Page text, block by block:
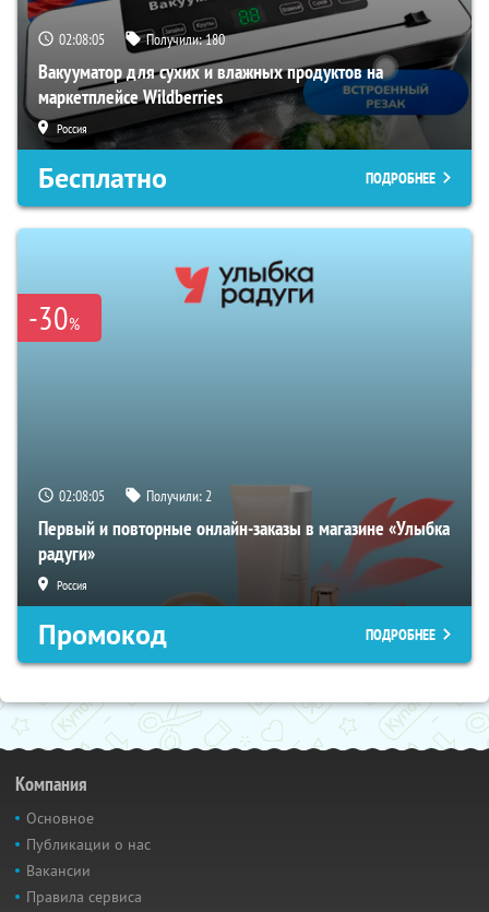
02:08:04 Получили:180
Вакууматор для сухих и влажных продуктов на
маркетплейсе Wildberries
Россия
Бесплатно ПОДРОБНЕЕ
-30%
02:08:04 Получили:2
Первый и повторные онлайн-заказы в магазине «Улыбка
радуги»
Россия
Промокод ПОДРОБНЕЕ
Компания
Основное
Публикации о нас
Вакансии
Правила сервиса